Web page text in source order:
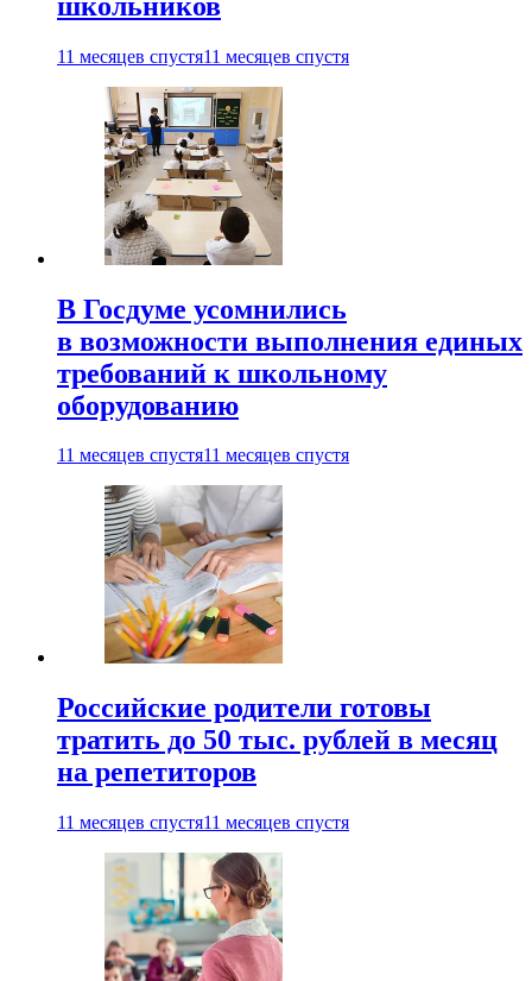
11 месяцев спустя11 месяцев спустя
В Госдуме усомнились
в возможности выполнения единых
требований к школьному
оборудованию
11 месяцев спустя11 месяцев спустя
Российские родители готовы
тратить до 50 тыс. рублей в месяц
на репетиторов
11 месяцев спустя11 месяцев спустя